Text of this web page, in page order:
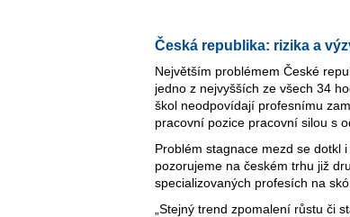
Česká republika: rizika a
Největším problémem České
jedno z nejvyšších ze všech 34
škol neodpovídají profesnímu
pracovní pozice pracovní silou s
Problém stagnace mezd se dotkl
pozorujeme na českém trhu již
specializovaných profesích na
„Stejný trend zpomalení růstu či